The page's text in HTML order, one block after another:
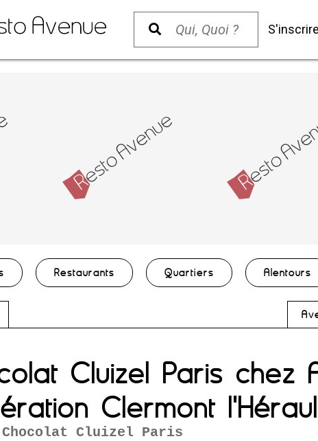
S'inscrire
Restaurants Quartiers Alentours
Cluizel Paris chez
Clermont
Chocolat Cluizel Paris